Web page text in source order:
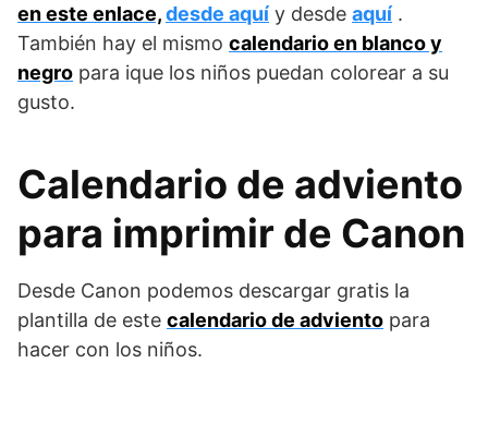
en este enlace,desde aquí y desde aquí .
También hay el mismo calendario en blanco y
negro para ique los niños puedan colorear a su
gusto.
Calendario de adviento
para imprimir de Canon
Desde Canon podemos descargar gratis la
plantilla de este calendario de adviento para
hacer con los niños.